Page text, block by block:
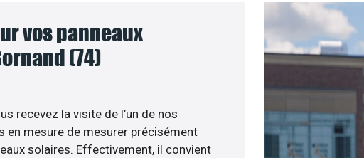
vos panneaux
(74)
recevez la visite de l’un de nos
en mesure de mesurer précisément
solaires. Effectivement, il convient